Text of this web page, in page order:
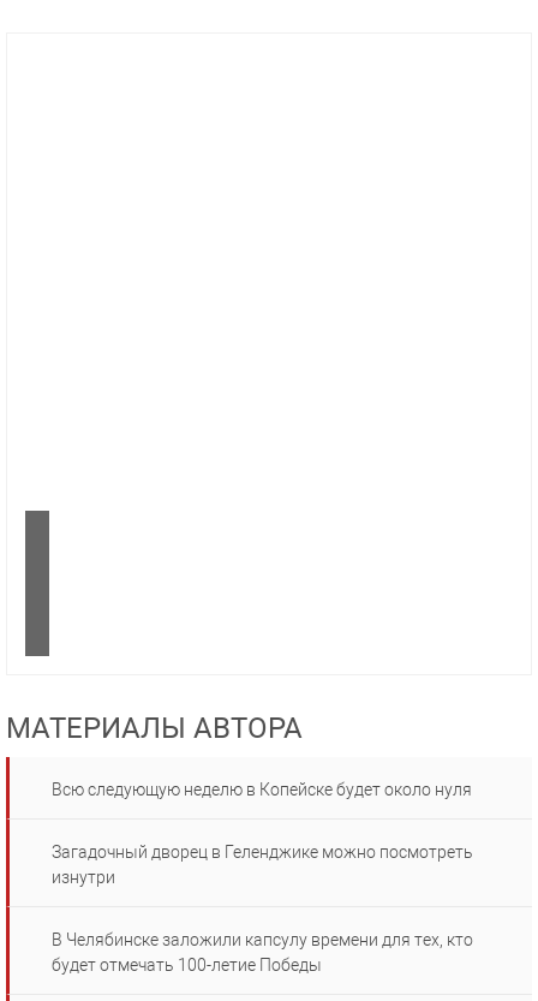
МАТЕРИАЛЫ АВТОРА
Всю следующую неделю в Копейске будет около нуля
Загадочный дворец в Геленджике можно посмотреть
изнутри
В Челябинске заложили капсулу времени для тех, кто
будет отмечать 100-летие Победы